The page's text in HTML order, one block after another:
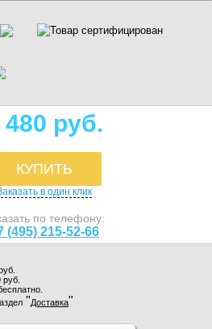
480 руб.
КУПИТЬ
в один клик
по телефону:
(495) 215-52-66
"Доставка"